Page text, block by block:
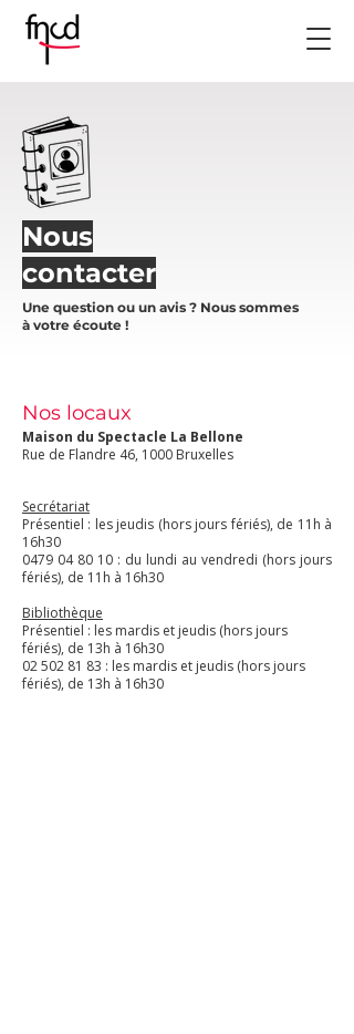
Nous
contacter
Une question ou un avis ? Nous sommes
à votre écoute !
Nos locaux
Maison du Spectacle La Bellone
Rue de Flandre 46, 1000 Bruxelles
Secrétariat
Présentiel : les jeudis (hors jours fériés), de 11h à
16h30
0479 04 80 10 : du lundi au vendredi (hors jours
fériés), de 11h à 16h30
Bibliothèque
Présentiel : les mardis et jeudis (hors jours
fériés), de 13h à 16h30
02 502 81 83 : ​les mardis et jeudis (hors jours
fériés), de 13h à 16h30